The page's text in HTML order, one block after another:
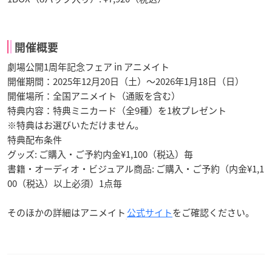
開催概要
劇場公開1周年記念フェア in アニメイト
開催期間：2025年12月20日（土）～2026年1月18日（日）
開催場所：全国アニメイト（通販を含む）
特典内容：特典ミニカード（全9種）を1枚プレゼント
※特典はお選びいただけません。
特典配布条件
グッズ: ご購入・ご予約内金¥1,100（税込）毎
書籍・オーディオ・ビジュアル商品: ご購入・ご予約（内金¥1,1
00（税込）以上必須）1点毎
そのほかの詳細はアニメイト 公式サイトをご確認ください。